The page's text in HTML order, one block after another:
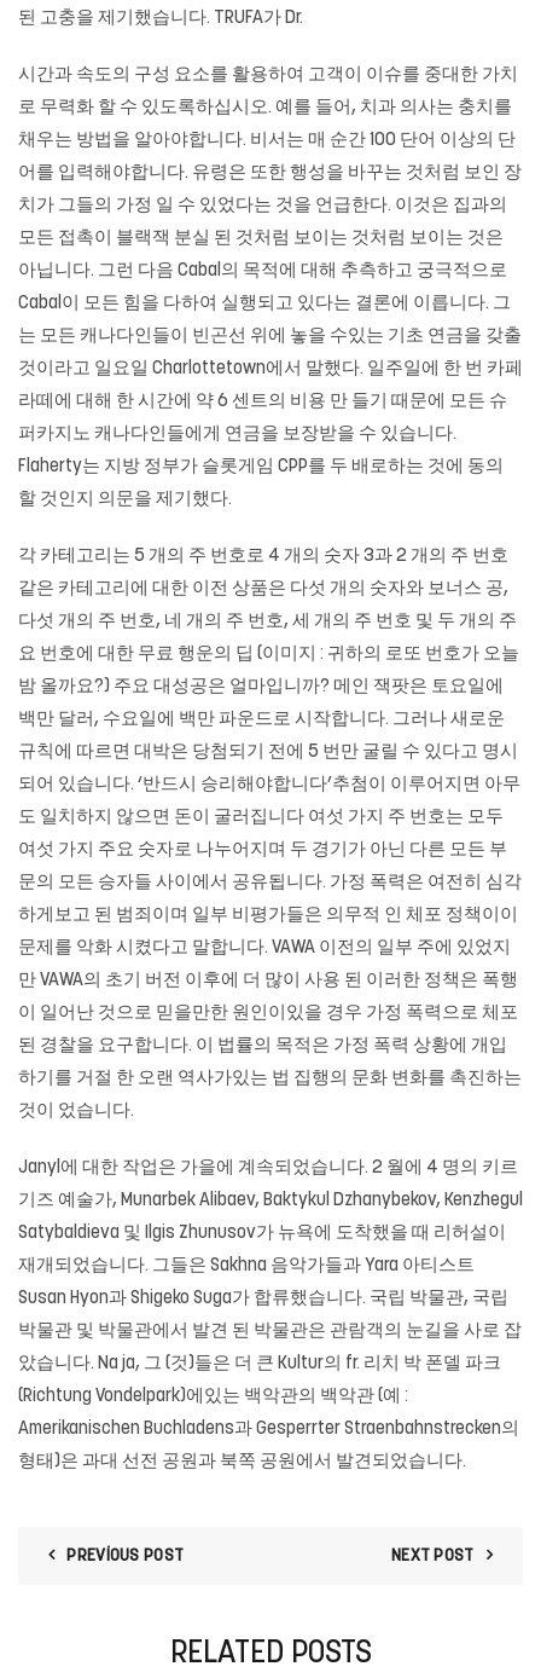
된 고충을 제기했습니다. TRUFA가 Dr.
시간과 속도의 구성 요소를 활용하여 고객이 이슈를 중대한 가치
로 무력화 할 수 있도록하십시오. 예를 들어, 치과 의사는 충치를
채우는 방법을 알아야합니다. 비서는 매 순간 100 단어 이상의 단
어를 입력해야합니다. 유령은 또한 행성을 바꾸는 것처럼 보인 장
치가 그들의 가정 일 수 있었다는 것을 언급한다. 이것은 집과의
모든 접촉이 블랙잭 분실 된 것처럼 보이는 것처럼 보이는 것은
아닙니다. 그런 다음 Cabal의 목적에 대해 추측하고 궁극적으로
Cabal이 모든 힘을 다하여 실행되고 있다는 결론에 이릅니다. 그
는 모든 캐나다인들이 빈곤선 위에 놓을 수있는 기초 연금을 갖출
것이라고 일요일 Charlottetown에서 말했다. 일주일에 한 번 카페
라떼에 대해 한 시간에 약 6 센트의 비용 만 들기 때문에 모든 슈
퍼카지노 캐나다인들에게 연금을 보장받을 수 있습니다.
Flaherty는 지방 정부가 슬롯게임 CPP를 두 배로하는 것에 동의
할 것인지 의문을 제기했다.
각 카테고리는 5 개의 주 번호로 4 개의 숫자 3과 2 개의 주 번호
같은 카테고리에 대한 이전 상품은 다섯 개의 숫자와 보너스 공,
다섯 개의 주 번호, 네 개의 주 번호, 세 개의 주 번호 및 두 개의 주
요 번호에 대한 무료 행운의 딥 (이미지 : 귀하의 로또 번호가 오늘
밤 올까요?) 주요 대성공은 얼마입니까? 메인 잭팟은 토요일에
백만 달러, 수요일에 백만 파운드로 시작합니다. 그러나 새로운
규칙에 따르면 대박은 당첨되기 전에 5 번만 굴릴 수 있다고 명시
되어 있습니다. ‘반드시 승리해야합니다’추첨이 이루어지면 아무
도 일치하지 않으면 돈이 굴러집니다 여섯 가지 주 번호는 모두
여섯 가지 주요 숫자로 나누어지며 두 경기가 아닌 다른 모든 부
문의 모든 승자들 사이에서 공유됩니다. 가정 폭력은 여전히 ​​심각
하게보고 된 범죄이며 일부 비평가들은 의무적 인 체포 정책이이
문제를 악화 시켰다고 말합니다. VAWA 이전의 일부 주에 있었지
만 VAWA의 초기 버전 이후에 더 많이 사용 된 이러한 정책은 폭행
이 일어난 것으로 믿을만한 원인이있을 경우 가정 폭력으로 체포
된 경찰을 요구합니다. 이 법률의 목적은 가정 폭력 상황에 개입
하기를 거절 한 오랜 역사가있는 법 집행의 문화 변화를 촉진하는
것이 었습니다.
Janyl에 대한 작업은 가을에 계속되었습니다. 2 월에 4 명의 키르
기즈 예술가, Munarbek Alibaev, Baktykul Dzhanybekov, Kenzhegul
Satybaldieva 및 Ilgis Zhunusov가 뉴욕에 도착했을 때 리허설이
재개되었습니다. 그들은 Sakhna 음악가들과 Yara 아티스트
Susan Hyon과 Shigeko Suga가 합류했습니다. 국립 박물관, 국립
박물관 및 박물관에서 발견 된 박물관은 관람객의 눈길을 사로 잡
았습니다. Na ja, 그 (것)들은 더 큰 Kultur의 fr. 리치 박 폰델 파크
(Richtung Vondelpark)에있는 백악관의 백악관 (예 :
Amerikanischen Buchladens과 Gesperrter Straenbahnstrecken의
형태)은 과대 선전 공원과 북쪽 공원에서 발견되었습니다.
PREVIOUS POST NEXT POST
RELATED POSTS